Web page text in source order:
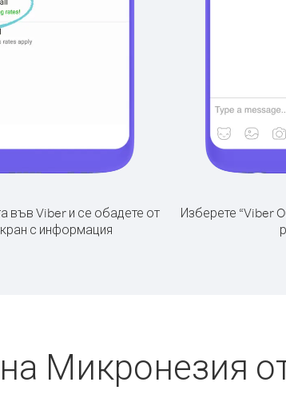
във Viber и се обадете от
с информация
Изберете “Viber
Микронезия